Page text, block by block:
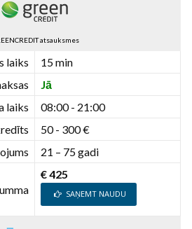
atsauksmes
laiks
15 min
Jā
laiks
08:00 - 21:00
50 - 300 €
21 – 75 gadi
€ 425
SAŅEMT NAUDU